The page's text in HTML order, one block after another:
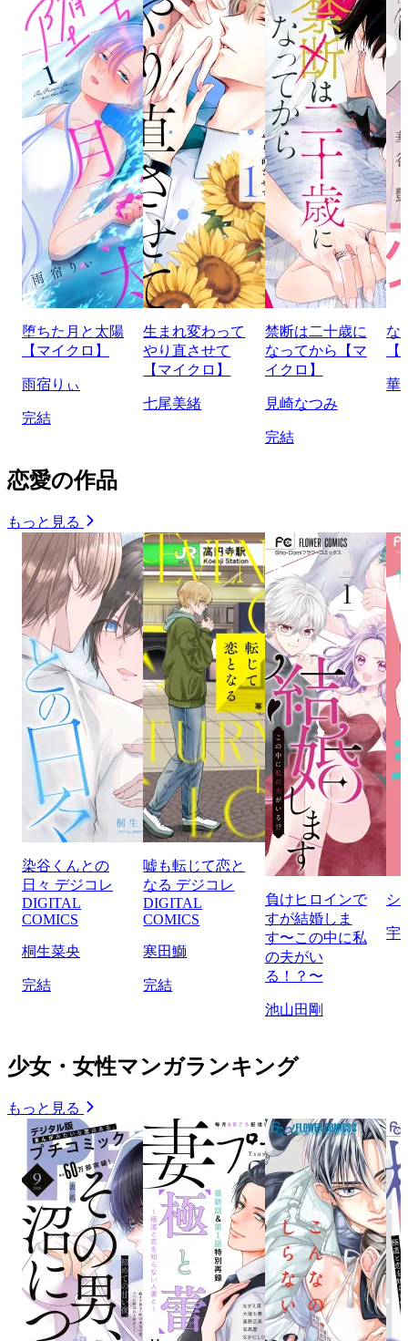
堕ちた月と太陽
【マイクロ】
雨宿りぃ
完結
生まれ変わって
やり直させて
【マイクロ】
七尾美緒
禁断は二十歳に
なってから【マ
イクロ】
見崎なつみ
完結
な
華
恋愛の作品
もっと見る
染谷くんとの
日々 デジコレ
DIGITAL
COMICS
桐生菜央
完結
嘘も転じて恋と
なる デジコレ
DIGITAL
COMICS
寒田鰤
完結
負けヒロインで
すが結婚しま
す〜この中に私
の夫がい
る！？〜
池山田剛
シ
宇
少女・女性マンガランキング
もっと見る